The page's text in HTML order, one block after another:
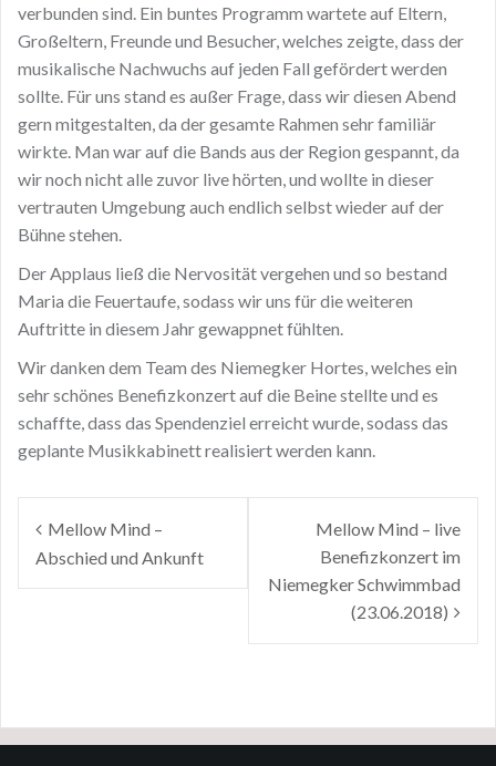
verbunden sind. Ein buntes Programm wartete auf Eltern,
Großeltern, Freunde und Besucher, welches zeigte, dass der
musikalische Nachwuchs auf jeden Fall gefördert werden
sollte. Für uns stand es außer Frage, dass wir diesen Abend
gern mitgestalten, da der gesamte Rahmen sehr familiär
wirkte. Man war auf die Bands aus der Region gespannt, da
wir noch nicht alle zuvor live hörten, und wollte in dieser
vertrauten Umgebung auch endlich selbst wieder auf der
Bühne stehen.
Der Applaus ließ die Nervosität vergehen und so bestand
Maria die Feuertaufe, sodass wir uns für die weiteren
Auftritte in diesem Jahr gewappnet fühlten.
Wir danken dem Team des Niemegker Hortes, welches ein
sehr schönes Benefizkonzert auf die Beine stellte und es
schaffte, dass das Spendenziel erreicht wurde, sodass das
geplante Musikkabinett realisiert werden kann.
Beitragsnavigation
Mellow Mind –
Abschied und Ankunft
Mellow Mind – live
Benefizkonzert im
Niemegker Schwimmbad
(23.06.2018)